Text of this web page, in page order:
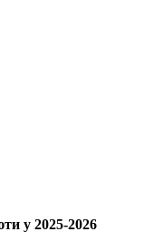
у 2025-2026